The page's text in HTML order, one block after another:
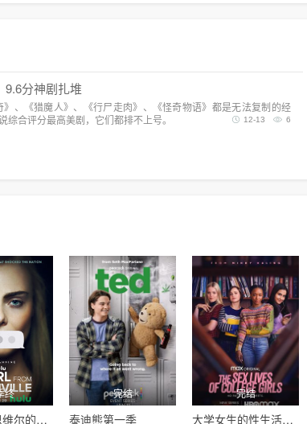
9.6分神剧扎堆
、《猎魔人》、《行尸走肉》、《怪奇物语》都是无法复制的经
合评分最高美剧，它们都排不上号。
6
12-13
终
来自普莱恩维尔的女孩第一季
完结
泰迪熊第一季
完结
大学女生的性生活第一季